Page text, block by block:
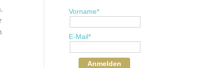
Vorname*
E-Mail*
Anmelden